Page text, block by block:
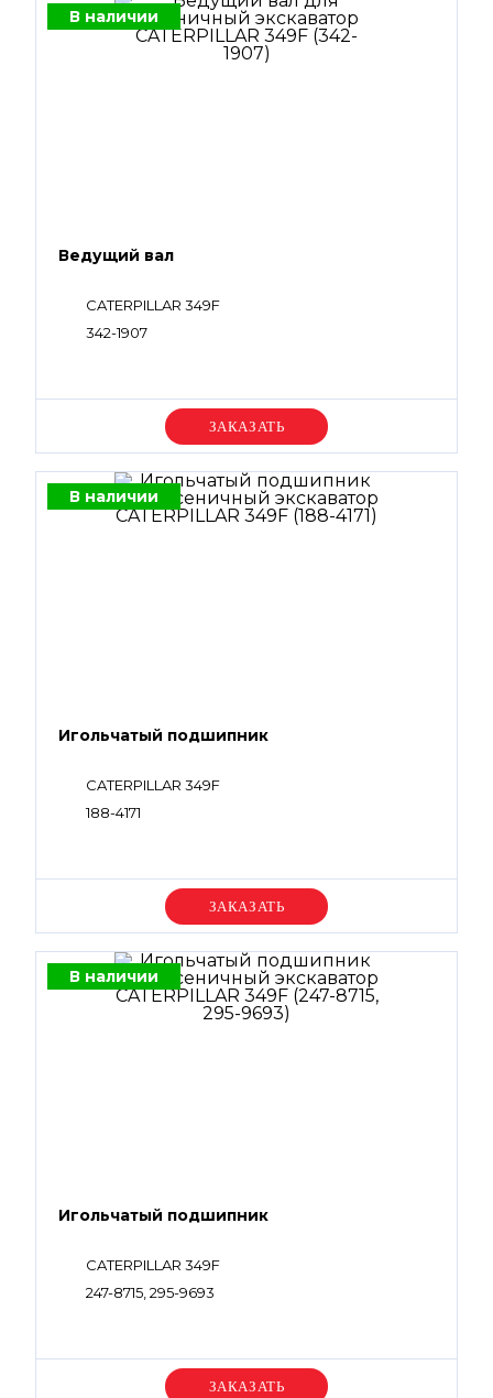
В наличии
Ведущий вал
CATERPILLAR 349F
342-1907
Уточняйте цену
В наличии
Игольчатый подшипник
CATERPILLAR 349F
188-4171
Уточняйте цену
В наличии
Игольчатый подшипник
CATERPILLAR 349F
247-8715, 295-9693
Уточняйте цену